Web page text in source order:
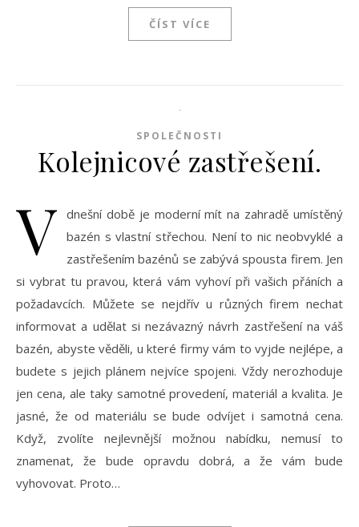
ČÍST VÍCE
SPOLEČNOSTI
Kolejnicové zastřešení.
V dnešní době je moderní mít na zahradě umístěný
bazén s vlastní střechou. Není to nic neobvyklé a
zastřešením bazénů se zabývá spousta firem. Jen
si vybrat tu pravou, která vám vyhoví při vašich přáních a
požadavcích. Můžete se nejdřív u různých firem nechat
informovat a udělat si nezávazný návrh zastřešení na váš
bazén, abyste věděli, u které firmy vám to vyjde nejlépe, a
budete s jejich plánem nejvíce spojeni. Vždy nerozhoduje
jen cena, ale taky samotné provedení, materiál a kvalita. Je
jasné, že od materiálu se bude odvíjet i samotná cena.
Když, zvolíte nejlevnější možnou nabídku, nemusí to
znamenat, že bude opravdu dobrá, a že vám bude
vyhovovat. Proto…